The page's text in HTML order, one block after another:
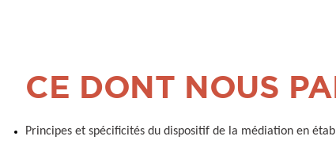
CE DONT NOUS
Principes et spécificités du dispositif de la médiation en